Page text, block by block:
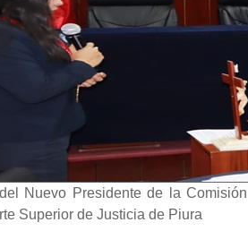
Nuevo Presidente de la
Superior de Justicia de Piura